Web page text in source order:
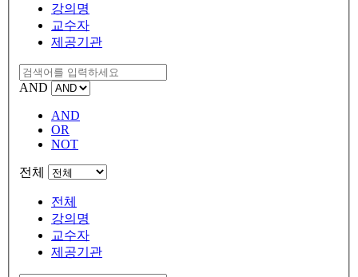
강의명
교수자
제공기관
AND
AND
OR
NOT
전체
전체
강의명
교수자
제공기관